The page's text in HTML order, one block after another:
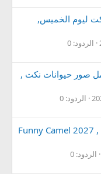
ليوم الخميس,
الردود: 0
صور حيوانات نكت ,
الردود: 0
صور جمل مضحكة , خلفيات جمل نكت , 2027 Funny Camel
الردود: 0